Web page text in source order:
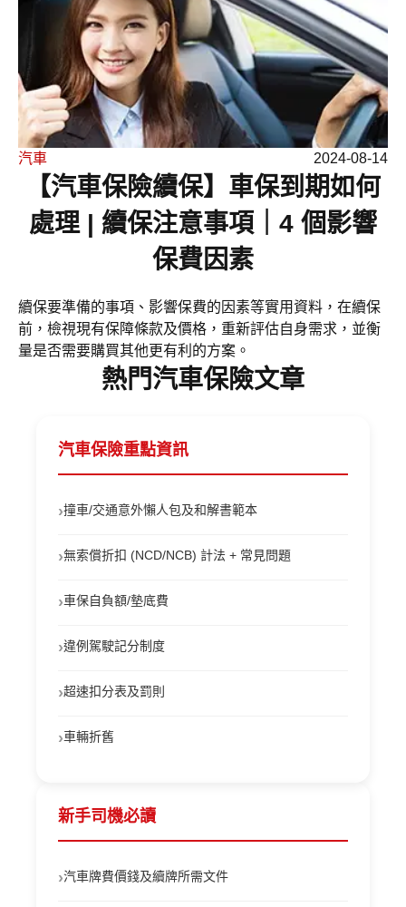
汽車 2024-08-14
【汽車保險續保】車保到期如何
處理 | 續保注意事項｜4 個影響
保費因素
續保要準備的事項、影響保費的因素等實用資料，在續保
前，檢視現有保障條款及價格，重新評估自身需求，並衡
量是否需要購買其他更有利的方案。
熱門汽車保險文章
汽車保險重點資訊
›撞車/交通意外懶人包及和解書範本
›無索償折扣 (NCD/NCB) 計法 + 常見問題
›車保自負額/墊底費
›違例駕駛記分制度
›超速扣分表及罰則
›車輛折舊
新手司機必讀
›汽車牌費價錢及續牌所需文件